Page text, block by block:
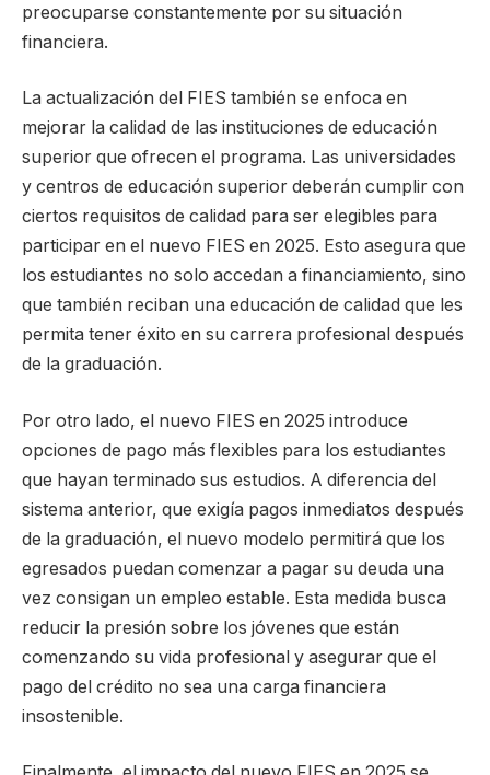
preocuparse constantemente por su situación
financiera.
La actualización del FIES también se enfoca en
mejorar la calidad de las instituciones de educación
superior que ofrecen el programa. Las universidades
y centros de educación superior deberán cumplir con
ciertos requisitos de calidad para ser elegibles para
participar en el nuevo FIES en 2025. Esto asegura que
los estudiantes no solo accedan a financiamiento, sino
que también reciban una educación de calidad que les
permita tener éxito en su carrera profesional después
de la graduación.
Por otro lado, el nuevo FIES en 2025 introduce
opciones de pago más flexibles para los estudiantes
que hayan terminado sus estudios. A diferencia del
sistema anterior, que exigía pagos inmediatos después
de la graduación, el nuevo modelo permitirá que los
egresados puedan comenzar a pagar su deuda una
vez consigan un empleo estable. Esta medida busca
reducir la presión sobre los jóvenes que están
comenzando su vida profesional y asegurar que el
pago del crédito no sea una carga financiera
insostenible.